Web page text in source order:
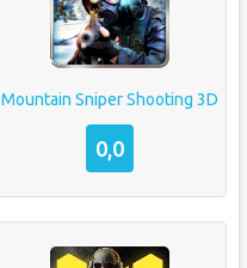
Mountain Sniper Shooting 3D
0,0